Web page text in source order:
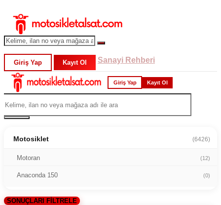
Giriş Yap Kayıt Ol Sanayi Rehberi
Giriş Yap Kayıt Ol
Motosiklet (6426)
Motoran (12)
Anaconda 150 (0)
SONUÇLARI FİLTRELE